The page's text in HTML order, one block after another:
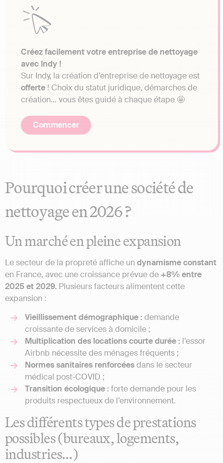
Créez facilement votre entreprise de nettoyage
avec Indy !
Sur Indy, la création d’entreprise de nettoyage est
offerte ! Choix du statut juridique, démarches de
création… vous êtes guidé à chaque étape 🤩
Commencer
Pourquoi créer une société de
nettoyage en 2026 ?
Un marché en pleine expansion
Le secteur de la propreté affiche un dynamisme constant
en France, avec une croissance prévue de +8% entre
2025 et 2029. Plusieurs facteurs alimentent cette
expansion :
Vieillissement démographique : demande
croissante de services à domicile ;
Multiplication des locations courte durée : l’essor
Airbnb nécessite des ménages fréquents ;
Normes sanitaires renforcéesdans le secteur
médical post-COVID ;
Transition écologique : forte demande pour les
produits respectueux de l’environnement.
Les différents types de prestations
possibles (bureaux, logements,
industries…)